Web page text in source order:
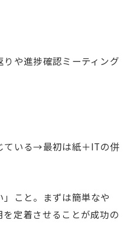
や進捗確認ミーティング
ている→最初は紙＋ITの併
こと。まずは簡単なや
定着させることが成功の